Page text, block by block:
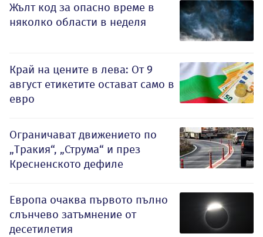
Жълт код за опасно време в
няколко области в неделя
Край на цените в лева: От 9
август етикетите остават само в
евро
Ограничават движението по
„Тракия“, „Струма“ и през
Кресненското дефиле
Европа очаква първото пълно
слънчево затъмнение от
десетилетия